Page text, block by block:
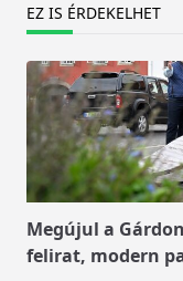
EZ IS ÉRDEKELHET
Megújul a
felirat, modern